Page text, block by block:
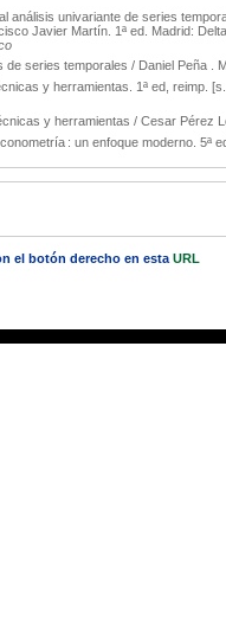
análisis univariante de series
Javier Martín. 1ª ed. Madrid:
de series temporales / Daniel Peña .
y herramientas. 1ª ed, reimp.
y herramientas / Cesar Pérez
: un enfoque moderno. 5ª
el botón derecho en esta URL